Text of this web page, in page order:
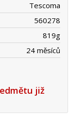
Tescoma
560278
819g
24 měsíců
již